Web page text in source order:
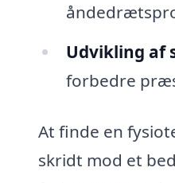
Udvikling af
forbedre
At finde en
skridt mod et